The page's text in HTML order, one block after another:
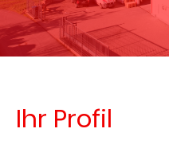
Ihr Profil